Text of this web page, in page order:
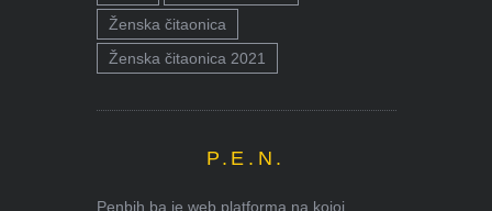
Ženska čitaonica
Ženska čitaonica 2021
P.E.N.
Penbih.ba je web platforma na kojoj